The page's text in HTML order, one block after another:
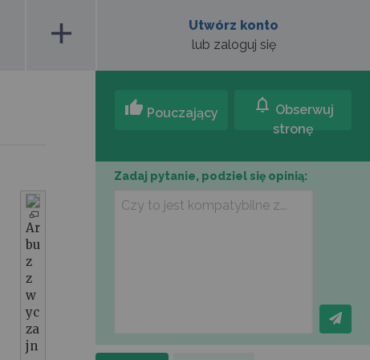
add
Utwórz konto
lub zaloguj się
Ar
bu
z
z
w
yc
za
jn
thumb_up Pouczający notifications Obserwuj
stronę
Zadaj pytanie, podziel się opinią: